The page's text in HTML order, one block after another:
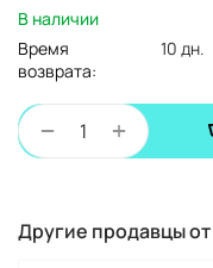
В наличии
Время
возврата:
10 дн.
+
−
Другие продавцы от